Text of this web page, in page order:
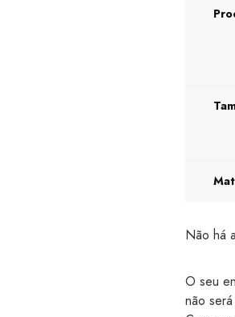
Não há
O seu
não